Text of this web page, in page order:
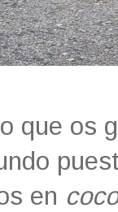
que os
en